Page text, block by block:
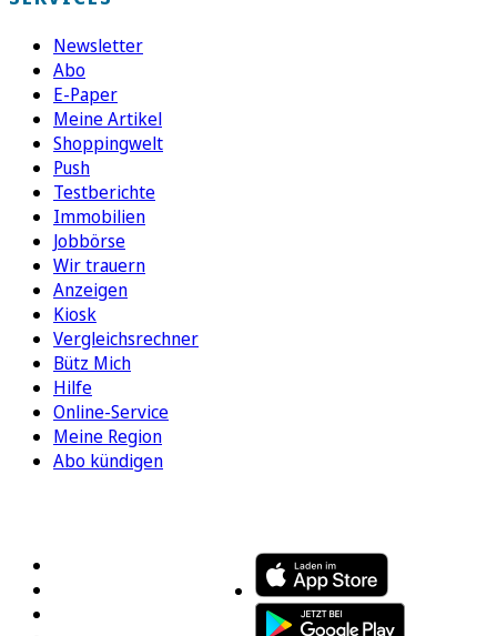
Newsletter
Abo
E-Paper
Meine Artikel
Shoppingwelt
Push
Testberichte
Immobilien
Jobbörse
Wir trauern
Anzeigen
Kiosk
Vergleichsrechner
Bütz Mich
Hilfe
Online-Service
Meine Region
Abo kündigen